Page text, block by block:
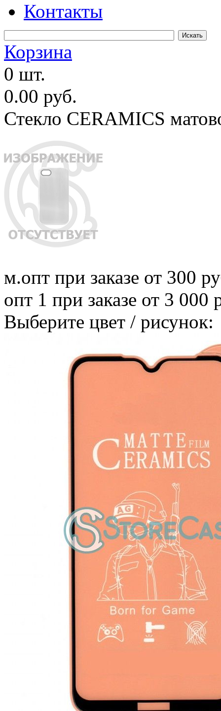
Контакты
Корзина
0 шт.
0.00 руб.
Стекло CERAMICS
м.опт при заказе от 300
опт 1 при заказе от 3 000
Выберите цвет / рисунок: